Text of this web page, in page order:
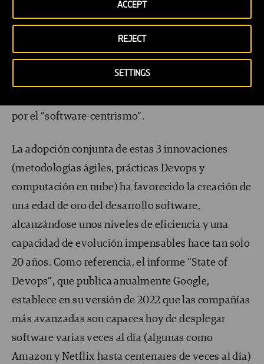
SETTINGS
REJECT
ACCEPT
nube se ha hecho mucho más sencillo gracias a
proveedores de nube pública como AWS, Google y
Microsoft (que lanzaron sus servicios en 2007,
2008 y 2010 respectivamente). Como
consecuencia, el hardware se virtualiza en gran
por el “software-centrismo”.
La adopción conjunta de estas 3 innovaciones
(metodologías ágiles, prácticas Devops y
computación en nube) ha favorecido la creación de
una edad de oro del desarrollo software,
alcanzándose unos niveles de eficiencia y una
capacidad de evolución impensables hace tan solo
20 años. Como referencia, el informe “State of
Devops”, que publica anualmente Google,
establece en su versión de 2022 que las compañías
más avanzadas son capaces hoy de desplegar
software varias veces al día (algunas como
Amazon y Netflix hasta centenares de veces al día)